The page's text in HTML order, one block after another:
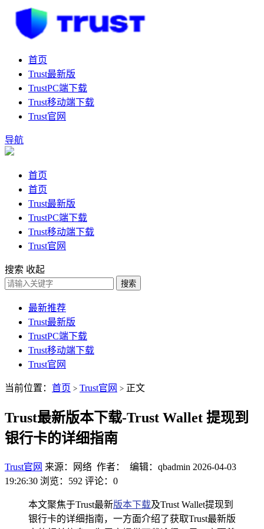
首页
Trust最新版
TrustPC端下载
Trust移动端下载
Trust官网
导航
首页
首页
Trust最新版
TrustPC端下载
Trust移动端下载
Trust官网
搜索 收起
搜索
最新推荐
Trust最新版
TrustPC端下载
Trust移动端下载
Trust官网
当前位置： 首页 > Trust官网 > 正文
Trust最新版本下载-Trust Wallet 提现到
银行卡的详细指南
Trust官网 来源：网络 作者： 编辑：qbadmin 2026-04-03
19:26:30 浏览：592 评论：0
本文聚焦于Trust最新版本下载及Trust Wallet提现到
银行卡的详细指南，一方面介绍了获取Trust最新版